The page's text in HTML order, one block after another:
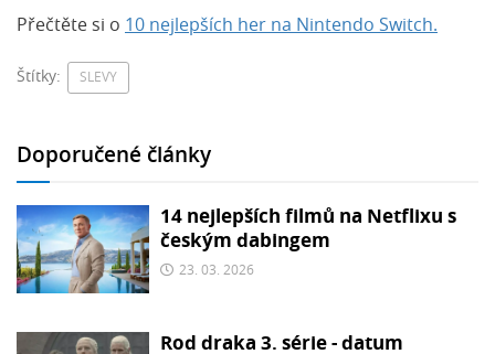
Přečtěte si o 10 nejlepších her na Nintendo Switch.
Štítky: SLEVY
Doporučené články
14 nejlepších filmů na Netflixu s
českým dabingem
23. 03. 2026
Rod draka 3. série - datum